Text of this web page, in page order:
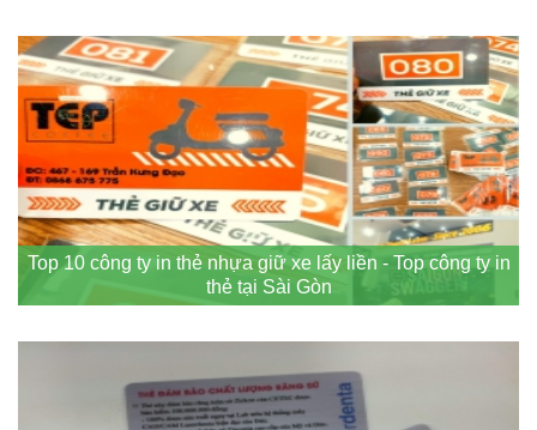
Top 10 công ty in thẻ nhựa giữ xe lấy liền - Top công ty in
thẻ tại Sài Gòn